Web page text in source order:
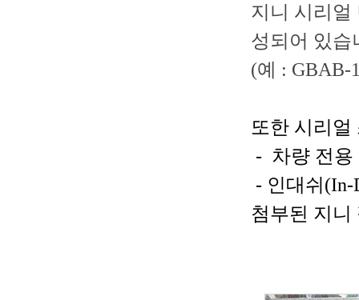
지니 시리얼
성되어 있습
(예 : GBAB-
또한 시리
- 차량 전
- 인대쉬(In-
첨부된 지니